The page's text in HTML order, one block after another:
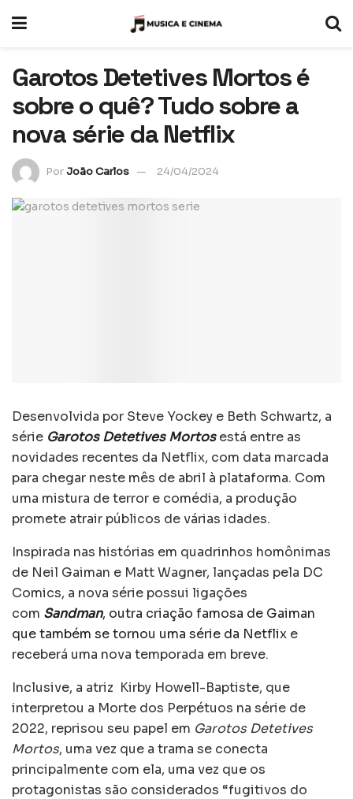
Garotos Detetives Mortos é
sobre o quê? Tudo sobre a
nova série da Netflix
PorJoão Carlos 24/04/2024
Desenvolvida por Steve Yockey e Beth Schwartz, a
série Garotos Detetives Mortosestá entre as
novidades recentes da Netflix, com data marcada
para chegar neste mês de abril à plataforma. Com
uma mistura de terror e comédia, a produção
promete atrair públicos de várias idades.
Inspirada nas histórias em quadrinhos homônimas
de Neil Gaiman e Matt Wagner, lançadas pela DC
Comics, a nova série possui ligações
com Sandman, outra criação famosa de Gaiman
que também se tornou uma série da Netflix e
receberá uma nova temporada em breve.
Inclusive, a atriz Kirby Howell-Baptiste, que
interpretou a Morte dos Perpétuos na série de
2022, reprisou seu papel em Garotos Detetives
Mortos, uma vez que a trama se conecta
principalmente com ela, uma vez que os
protagonistas são considerados “fugitivos do